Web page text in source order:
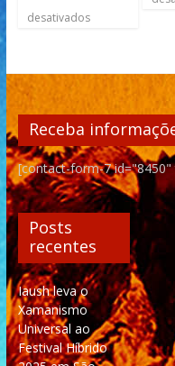
desativados
Receba
[contact-form-7
Posts
recentes
Iaush leva o
Xamanismo
Universal ao
Festival Híbrido